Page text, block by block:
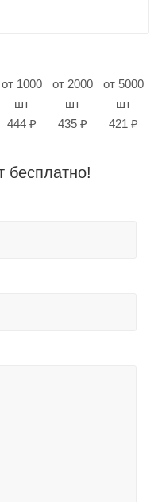
от 1000
шт
444 ₽
от 2000
шт
435 ₽
от 5000
шт
421 ₽
бесплатно!